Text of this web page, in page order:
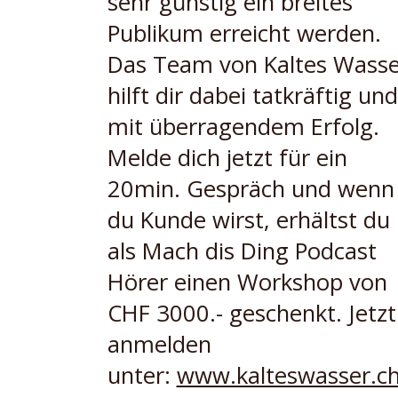
Publikum erreicht werden.
Das Team von Kaltes
hilft dir dabei tatkräftig und
mit überragendem Erfolg.
Melde dich jetzt für ein
20min. Gespräch und wenn
du Kunde wirst, erhältst du
als Mach dis Ding Podcast
Hörer einen Workshop von
CHF 3000.- geschenkt. Jetzt
anmelden
unter: